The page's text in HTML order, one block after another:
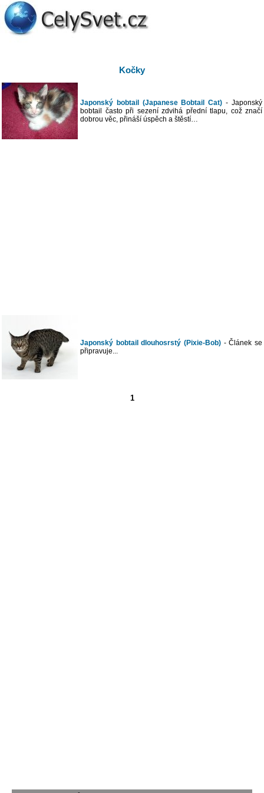
Kočky
Japonský bobtail (Japanese Bobtail Cat) - Japonský
bobtail často při sezení zdvihá přední tlapu, což značí
dobrou věc, přináší úspěch a štěstí…
Japonský bobtail dlouhosrstý (Pixie-Bob) - Článek se
připravuje...
1